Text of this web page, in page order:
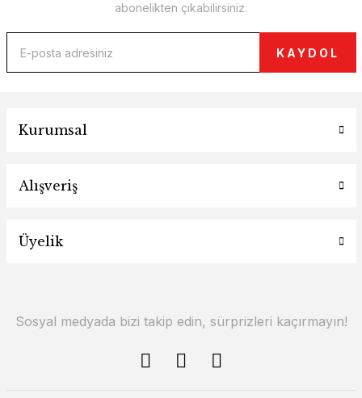
abonelikten çıkabilirsiniz.
KAYDOL
Kurumsal
Alışveriş
Üyelik
Sosyal medyada bizi takip edin, sürprizleri kaçırmayın!